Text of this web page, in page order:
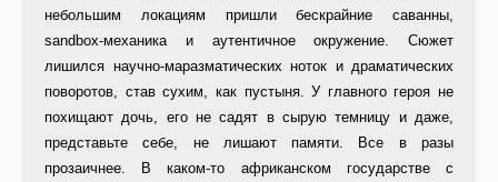
небольшим локациям пришли бескрайние саванны,
sandbox-механика и аутентичное окружение. Сюжет
лишился научно-маразматических ноток и драматических
поворотов, став сухим, как пустыня. У главного героя не
похищают дочь, его не садят в сырую темницу и даже,
представьте себе, не лишают памяти. Все в разы
прозаичнее. В каком-то африканском государстве с